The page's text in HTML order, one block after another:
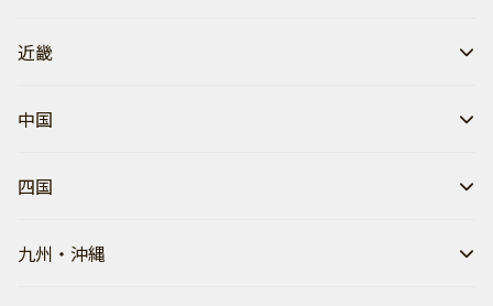
近畿
中国
四国
九州・沖縄